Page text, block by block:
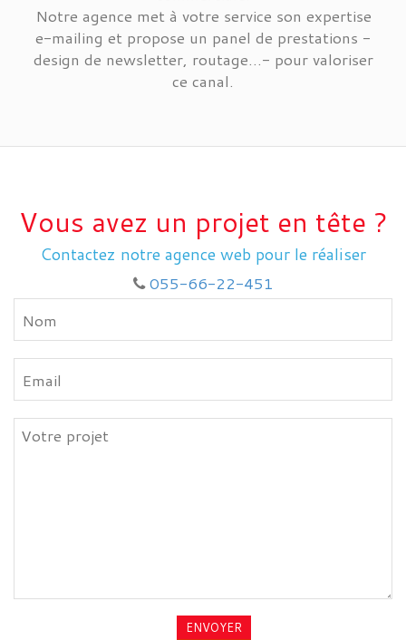
Notre agence met à votre service son expertise
e-mailing et propose un panel de prestations -
design de newsletter, routage...- pour valoriser
ce canal.
Vous avez un projet en tête ?
Contactez notre agence web pour le réaliser
055-66-22-451